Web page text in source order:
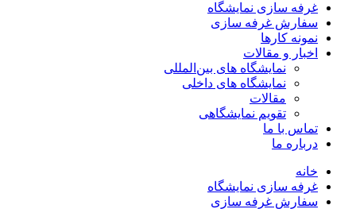
غرفه سازی نمایشگاه
سفارش غرفه سازی
نمونه کارها
اخبار و مقالات
نمایشگاه های بین‌المللی
نمایشگاه های داخلی
مقالات
تقویم نمایشگاهی
تماس با ما
درباره ما
خانه
غرفه سازی نمایشگاه
سفارش غرفه سازی